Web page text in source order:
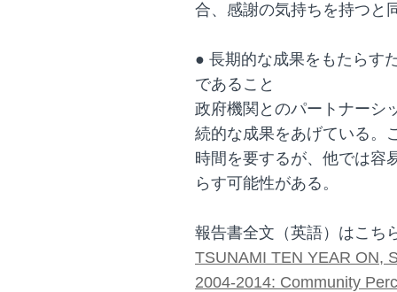
合、感謝の気持ちを持つと
● 長期的な成果をもたらす
であること
政府機関とのパートナーシ
続的な成果をあげている。
時間を要するが、他では容
らす可能性がある。
報告書全文（英語）はこち
TSUNAMI TEN YEAR ON,
2004-2014: Community